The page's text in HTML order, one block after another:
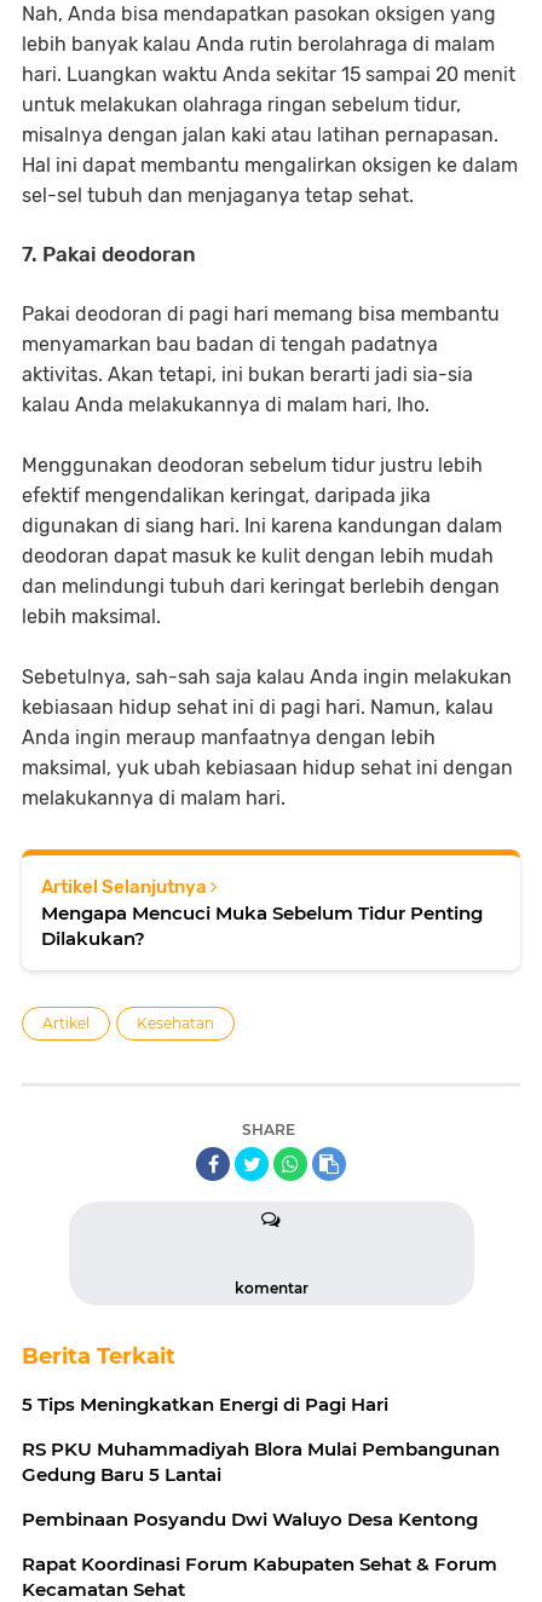
Nah, Anda bisa mendapatkan pasokan oksigen yang
lebih banyak kalau Anda rutin berolahraga di malam
hari. Luangkan waktu Anda sekitar 15 sampai 20 menit
untuk melakukan olahraga ringan sebelum tidur,
misalnya dengan jalan kaki atau latihan pernapasan.
Hal ini dapat membantu mengalirkan oksigen ke dalam
sel-sel tubuh dan menjaganya tetap sehat.
7. Pakai deodoran
Pakai deodoran di pagi hari memang bisa membantu
menyamarkan bau badan di tengah padatnya
aktivitas. Akan tetapi, ini bukan berarti jadi sia-sia
kalau Anda melakukannya di malam hari, lho.
Menggunakan deodoran sebelum tidur justru lebih
efektif mengendalikan keringat, daripada jika
digunakan di siang hari. Ini karena kandungan dalam
deodoran dapat masuk ke kulit dengan lebih mudah
dan melindungi tubuh dari keringat berlebih dengan
lebih maksimal.
Sebetulnya, sah-sah saja kalau Anda ingin melakukan
kebiasaan hidup sehat ini di pagi hari. Namun, kalau
Anda ingin meraup manfaatnya dengan lebih
maksimal, yuk ubah kebiasaan hidup sehat ini dengan
melakukannya di malam hari.
Artikel Selanjutnya
Mengapa Mencuci Muka Sebelum Tidur Penting
Dilakukan?
Artikel Kesehatan
SHARE
komentar
Berita Terkait
5 Tips Meningkatkan Energi di Pagi Hari
RS PKU Muhammadiyah Blora Mulai Pembangunan
Gedung Baru 5 Lantai
Pembinaan Posyandu Dwi Waluyo Desa Kentong
Rapat Koordinasi Forum Kabupaten Sehat & Forum
Kecamatan Sehat